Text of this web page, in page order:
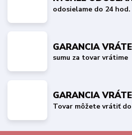
odosielame do 24 hod.
GARANCIA
sumu za tovar vrátime
GARANCIA
Tovar môžete vrátiť